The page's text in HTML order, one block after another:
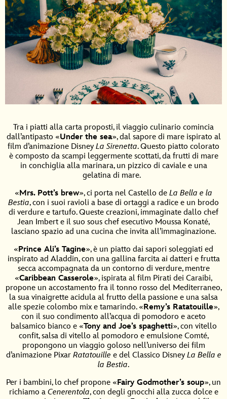
Tra i piatti alla carta proposti, il viaggio culinario comincia
dall’antipasto «Under the sea», dal sapore di mare ispirato al
film d’animazione Disney La Sirenetta. Questo piatto colorato
è composto da scampi leggermente scottati, da frutti di mare
in conchiglia alla marinara, un pizzico di caviale e una
gelatina di mare.
«Mrs. Pott’s brew», ci porta nel Castello de La Bella e la
Bestia, con i suoi ravioli a base di ortaggi a radice e un brodo
di verdure e tartufo. Queste creazioni, immaginate dallo chef
Jean Imbert e il suo sous chef esecutivo Moussa Konaté,
lasciano spazio ad una cucina che invita all’immaginazione.
«Prince Ali’s Tagine», è un piatto dai sapori soleggiati ed
inspirato ad Aladdin, con una gallina farcita ai datteri e frutta
secca accompagnata da un contorno di verdure, mentre
«Caribbean Casserole», ispirata al film Pirati dei Caraibi,
propone un accostamento fra il tonno rosso del Mediterraneo,
la sua vinaigrette acidula al frutto della passione e una salsa
alle spezie colombo mix e tamarindo. «Remy’s Ratatouille»,
con il suo condimento all’acqua di pomodoro e aceto
balsamico bianco e «Tony and Joe’s spaghetti», con vitello
confit, salsa di vitello al pomodoro e emulsione Comté,
propongono un viaggio goloso nell’universo dei film
d’animazione Pixar Ratatouille e del Classico Disney La Bella e
la Bestia.
Per i bambini, lo chef propone «Fairy Godmother’s soup», un
richiamo a Cenerentola, con degli gnocchi alla zucca dolce e